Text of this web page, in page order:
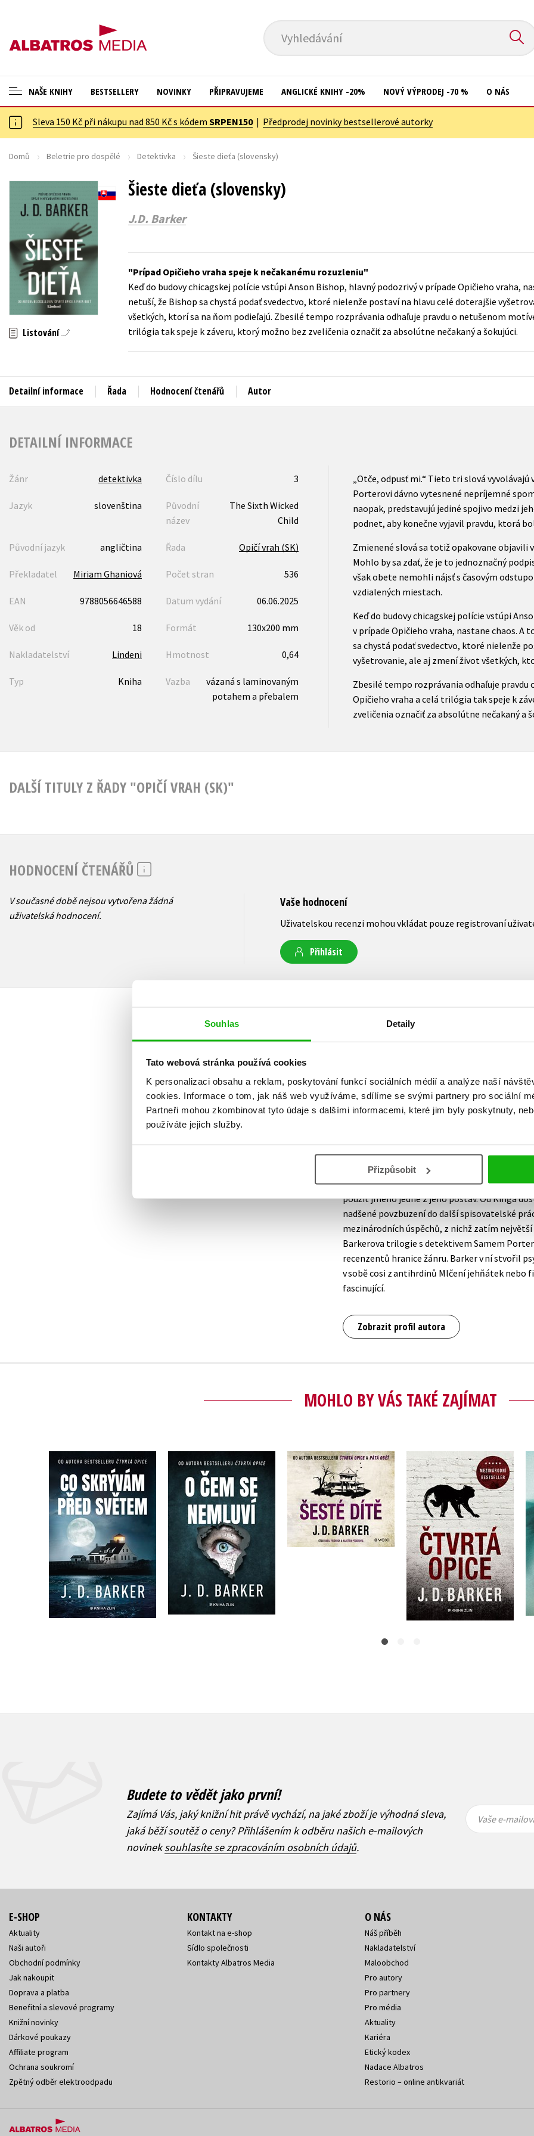
Souhlas Detaily
Tato webová stránka používá cookies
K personalizaci obsahu a reklam, poskytování funkcí sociálních médií a analýze naší
cookies. Informace o tom, jak náš web využíváme, sdílíme se svými partnery pro sociální
Partneři mohou zkombinovat tyto údaje s dalšími informacemi, které jim byly poskytnuty,
používáte jejich služby.
Přizpůsobit
Vyhledávání
NAŠE KNIHY
ANGLICKÉ KNIHY -20 %
NOVÝ VÝPRODEJ -70 %
ASTERIX S DÁRKEM
🎁DÁRKOVÉ PUBLIKACE
✉️ DÁRKOVÉ POUKAZY
Auto - moto
Beletrie pro děti
Beletrie pro dospělé
Byznys a ekonomie
Cestování
Dárkové publikace
Digitální fotografie
Esoterika a duchovní svět
Jazyky
Kalendáře
Kariéra a osobní rozvoj
Populárně - naučná pro dospělé
Populárně - naučné pro děti
Předškoláci
Příroda a zahrada
Young adult (SK)
Zahraniční literatura
Zdraví a životní styl
Všechny tituly
BESTSELLERY NOVINKY PŘIPRAVUJEME ANGLICKÉ KNIHY -20% NOVÝ VÝPRODEJ -70 % O NÁS
Sleva 150 Kč při nákupu nad 850 Kč s kódem SRPEN150| Předprodej novinky bestsellerové autorky
Domů Beletrie pro dospělé Detektivka Šieste dieťa (slovensky)
Šieste dieťa (slovensky)
J.D. Barker
Listování
Prípad Opičieho vraha speje k nečakanému rozuzleniu
Keď do budovy chicagskej polície vstúpi Anson Bishop, hlavný podozrivý v prípade Opičieho vraha,
netuší, že Bishop sa chystá podať svedectvo, ktoré nielenže postaví na hlavu celé doterajšie
všetkých, ktorí sa na ňom podieľajú. Zbesilé tempo rozprávania odhaľuje pravdu o netušenom
trilógia tak speje k záveru, ktorý možno bez zveličenia označiť za absolútne nečakaný a šokujúci.
Detailní informace Řada Hodnocení čtenářů Autor
DETAILNÍ INFORMACE
Žánr detektivka Číslo dílu 3
Jazyk slovenština
Původní
název
The Sixth Wicked
Child
Původní jazyk angličtina Řada Opičí vrah (SK)
Překladatel Miriam Ghaniová Počet stran 536
EAN 9788056646588 Datum vydání 06.06.2025
Věk od 18 Formát 130x200 mm
Nakladatelství Lindeni Hmotnost 0,64
Typ Kniha Vazba
vázaná s laminovaným
potahem a přebalem
„Otče, odpusť mi.“ Tieto tri slová vyvolávajú
Porterovi dávno vytesnené nepríjemné
naopak, predstavujú jediné spojivo medzi
podnet, aby konečne vyjavil pravdu, ktorá
Zmienené slová sa totiž opakovane objavili
Mohlo by sa zdať, že je to jednoznačný
však obete nemohli nájsť s časovým
vzdialených miestach.
Keď do budovy chicagskej polície vstúpi
v prípade Opičieho vraha, nastane chaos. A
sa chystá podať svedectvo, ktoré nielenže
vyšetrovanie, ale aj zmení život všetkých,
Zbesilé tempo rozprávania odhaľuje pravdu
Opičieho vraha a celá trilógia tak speje k
zveličenia označiť za absolútne nečakaný a
DALŠÍ TITULY Z ŘADY "OPIČÍ VRAH (SK)"
HODNOCENÍ ČTENÁŘŮ
V současné době nejsou vytvořena žádná
uživatelská hodnocení.
Vaše hodnocení
Uživatelskou recenzi mohou vkládat pouze registrovaní
Přihlásit
J. D. Barker nepatří k autorům, kteří o
raná tvorba vycházela ve středoškolském
jenž se později proslavil jako Marilyn Manson.
tvorbou se Barker pustil také do psaní knih.
debutového románu poslal Stephenu Kingovi
použít jméno jedné z jeho postav. Od Kinga
nadšené povzbuzení do další spisovatelské
mezinárodních úspěchů, z nichž zatím
Barkerova trilogie s detektivem Samem
recenzentů hranice žánru. Barker v ní stvořil
v sobě cosi z antihrdinů Mlčení jehňátek nebo
fascinující.
Zobrazit profil autora
MOHLO BY VÁS TAKÉ ZAJÍMAT
Co skrývám před
světem
J.D. Barker
Do košíku
549 Kč
439 Kč
O čem se nemluví
J.D. Barker
Do košíku
499 Kč
399 Kč
Šesté dítě (audiokniha)
J.D. Barker
Čtvrtá opice
J.D. Barker
Do košíku
469 Kč
375 Kč
Budete to vědět jako první!
Zajímá Vás, jaký knižní hit právě vychází, na jaké zboží je výhodná sleva,
jaká běží soutěž o ceny? Přihlášením k odběru našich e-mailových
novineksouhlasíte se zpracováním osobních údajů.
mailová
mailová
Vaše e-
E-SHOP
Aktuality
Naši autoři
Obchodní podmínky
Jak nakoupit
Doprava a platba
Benefitní a slevové programy
Knižní novinky
Dárkové poukazy
Affiliate program
Ochrana soukromí
Zpětný odběr elektroodpadu
KONTAKTY
Kontakt na e-shop
Sídlo společnosti
Kontakty Albatros Media
O NÁS
Náš příběh
Nakladatelství
Maloobchod
Pro autory
Pro partnery
Pro média
Aktuality
Kariéra
Etický kodex
Nadace Albatros
Restorio – online antikvariát